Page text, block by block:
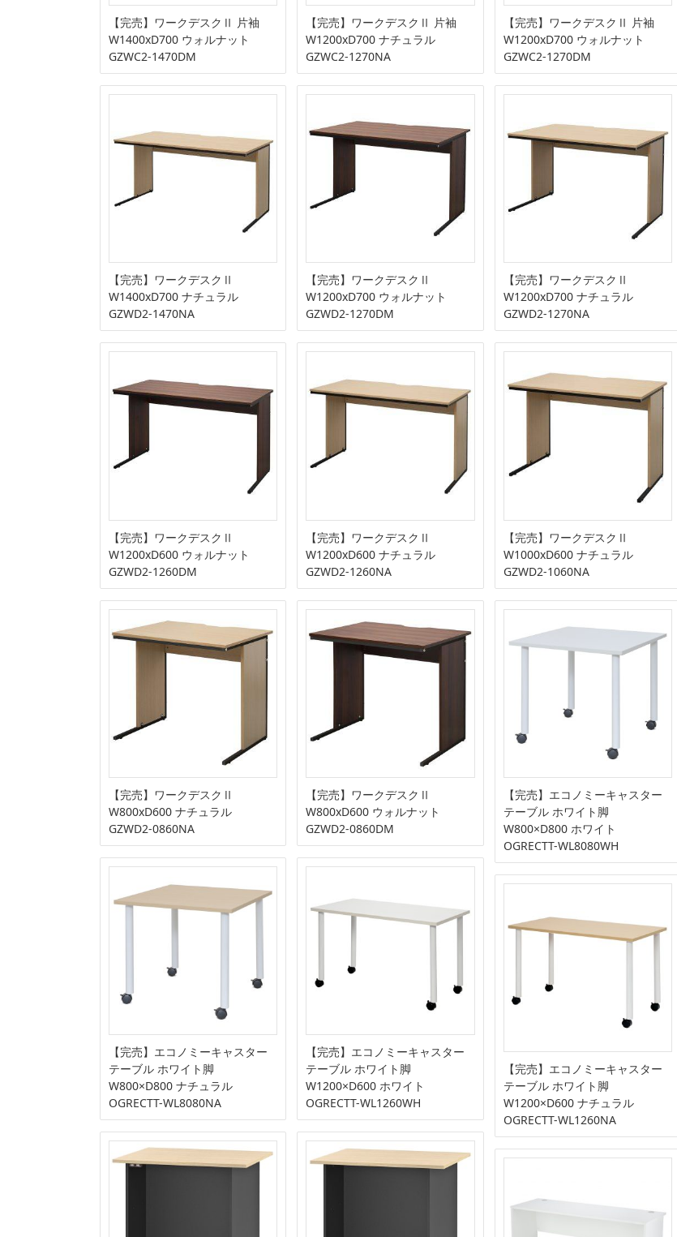
【完売】ワークデスクⅡ 片袖
W1400xD700 ウォルナット
GZWC2-1470DM
【完売】ワークデスクⅡ 片袖
W1200xD700 ナチュラル
GZWC2-1270NA
【完売】ワークデスクⅡ 片袖
W1200xD700 ウォルナット
GZWC2-1270DM
【完売】ワークデスクⅡ
W1400xD700 ナチュラル
GZWD2-1470NA
【完売】ワークデスクⅡ
W1200xD700 ウォルナット
GZWD2-1270DM
【完売】ワークデスクⅡ
W1200xD700 ナチュラル
GZWD2-1270NA
【完売】ワークデスクⅡ
W1200xD600 ウォルナット
GZWD2-1260DM
【完売】ワークデスクⅡ
W1200xD600 ナチュラル
GZWD2-1260NA
【完売】ワークデスクⅡ
W1000xD600 ナチュラル
GZWD2-1060NA
【完売】ワークデスクⅡ
W800xD600 ナチュラル
GZWD2-0860NA
【完売】ワークデスクⅡ
W800xD600 ウォルナット
GZWD2-0860DM
【完売】エコノミーキャスター
テーブル ホワイト脚
W800×D800 ホワイト
OGRECTT-WL8080WH
【完売】エコノミーキャスター
テーブル ホワイト脚
W800×D800 ナチュラル
OGRECTT-WL8080NA
【完売】エコノミーキャスター
テーブル ホワイト脚
W1200×D600 ホワイト
OGRECTT-WL1260WH
【完売】エコノミーキャスター
テーブル ホワイト脚
W1200×D600 ナチュラル
OGRECTT-WL1260NA